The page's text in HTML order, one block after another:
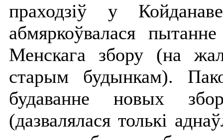
праходзіў у
абмяркоўвалася
Менскага збору (на
старым будынкам).
будаванне новых
(дазвалялася толькі